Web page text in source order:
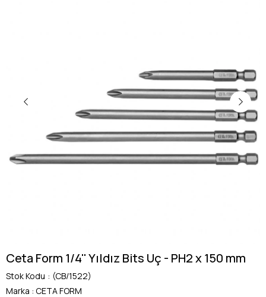
Ceta Form 1/4'' Yıldız Bits Uç - PH2 x 150 mm
Stok Kodu
(CB/1522)
Marka : CETA FORM